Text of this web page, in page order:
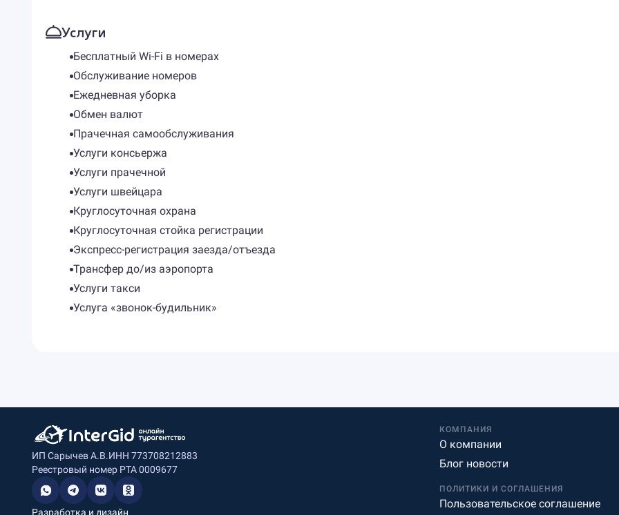
Услуги
Бесплатный Wi-Fi в номерах
Обслуживание номеров
Ежедневная уборка
Обмен валют
Прачечная самообслуживания
Услуги консьержа
Услуги прачечной
Услуги швейцара
Круглосуточная охрана
Круглосуточная стойка регистрации
Экспресс-регистрация заезда/отъезда
Трансфер до/из аэропорта
Услуги такси
Услуга «звонок-будильник»
ИП Сарычев А.В.ИНН 773708212883
Реестровый номер РТА 0009677
Разработка и дизайн
КОМПАНИЯ
О компании
Блог новости
ПОЛИТИКИ И СОГЛАШЕНИЯ
Пользовательское соглашение